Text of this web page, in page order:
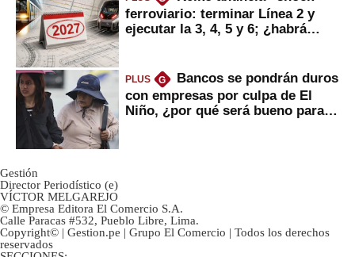
ferroviario: terminar Línea 2 y
ejecutar la 3, 4, 5 y 6; ¿habrá
PLUS G
Bancos se pondrán duros
con empresas por culpa de El
Niño, ¿por qué será bueno para
Gestión
Director Periodístico (e)
VÍCTOR MELGAREJO
© Empresa Editora El Comercio S.A.
Calle Paracas #532, Pueblo Libre, Lima.
Copyright© | Gestion.pe | Grupo El Comercio | Todos los derechos
reservados